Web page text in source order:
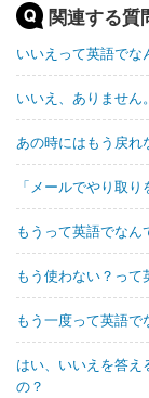
関連する質
いいえって英語でな
いいえ、ありません
あの時にはもう戻れ
「メールでやり取
もうって英語でなん
もう使わない？って
もう一度って英語で
はい、いいえを答え
の？